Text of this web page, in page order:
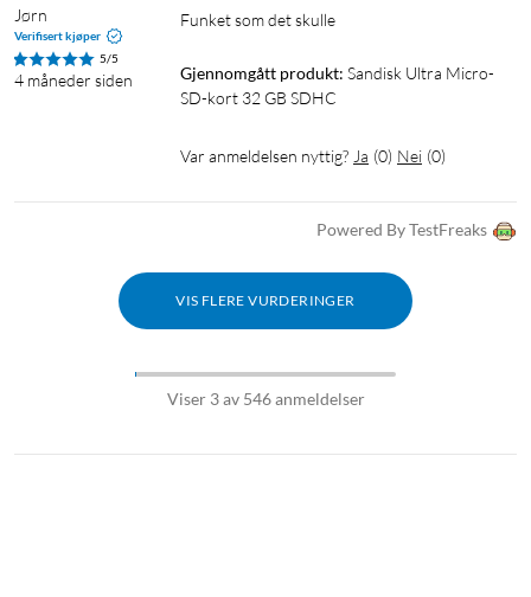
Jørn
Verifisert kjøper
5/5
4 måneder siden
Funket som det skulle
Gjennomgått produkt: Sandisk Ultra Micro-
SD-kort 32 GB SDHC
Var anmeldelsen nyttig? Ja (0) Nei (0)
Powered By TestFreaks
VIS FLERE VURDERINGER
Viser 3 av 546 anmeldelser